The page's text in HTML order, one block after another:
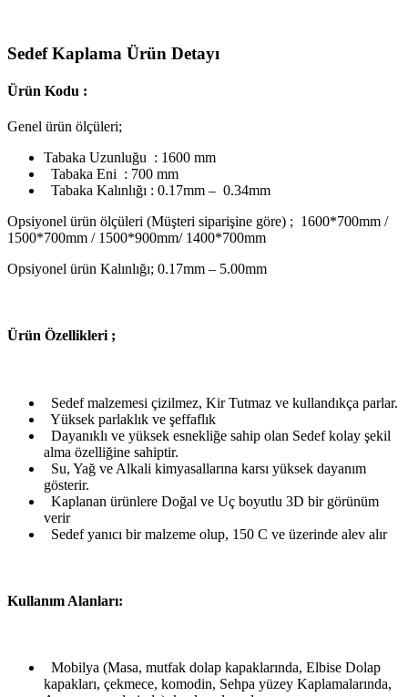
Sedef Kaplama Ürün Detayı
Ürün Kodu :
Genel ürün ölçüleri;
Tabaka Uzunluğu : 1600 mm
Tabaka Eni : 700 mm
Tabaka Kalınlığı : 0.17mm – 0.34mm
Opsiyonel ürün ölçüleri (Müşteri siparişine göre) ; 1600*700mm /
1500*700mm / 1500*900mm/ 1400*700mm
Opsiyonel ürün Kalınlığı; 0.17mm – 5.00mm
Ürün Özellikleri ;
Sedef malzemesi çizilmez, Kir Tutmaz ve kullandıkça parlar.
Yüksek parlaklık ve şeffaflık
Dayanıklı ve yüksek esnekliğe sahip olan Sedef kolay şekil
alma özelliğine sahiptir.
Su, Yağ ve Alkali kimyasallarına karsı yüksek dayanım
gösterir.
Kaplanan ürünlere Doğal ve Uç boyutlu 3D bir görünüm
verir
Sedef yanıcı bir malzeme olup, 150 C ve üzerinde alev alır
Kullanım Alanları:
Mobilya (Masa, mutfak dolap kapaklarında, Elbise Dolap
kapakları, çekmece, komodin, Sehpa yüzey Kaplamalarında,